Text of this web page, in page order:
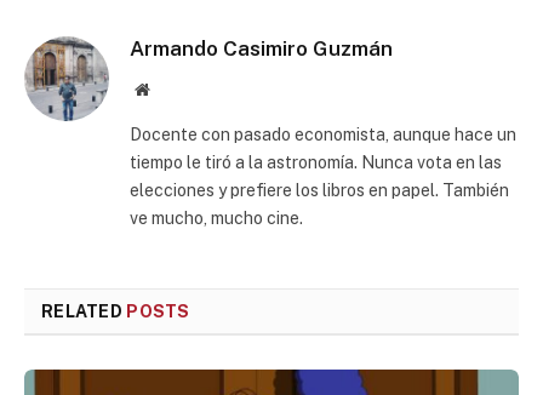
Armando Casimiro Guzmán
Website
Docente con pasado economista, aunque hace un
tiempo le tiró a la astronomía. Nunca vota en las
elecciones y prefiere los libros en papel. También
ve mucho, mucho cine.
RELATED POSTS